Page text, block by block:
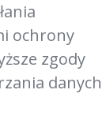
ochrony
zgody
danych